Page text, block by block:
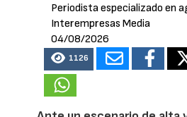
Periodista especializado en
Interempresas Media
04/08/2026
1126